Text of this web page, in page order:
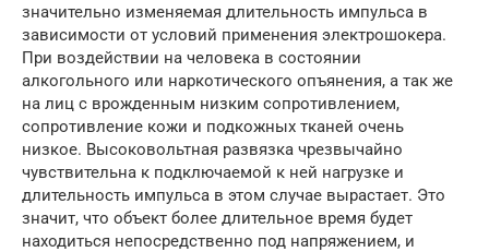
значительно изменяемая длительность импульса в
зависимости от условий применения электрошокера.
При воздействии на человека в состоянии
алкогольного или наркотического опъянения, а так же
на лиц с врожденным низким сопротивлением,
сопротивление кожи и подкожных тканей очень
низкое. Высоковольтная развязка чрезвычайно
чувствительна к подключаемой к ней нагрузке и
длительность импульса в этом случае вырастает. Это
значит, что объект более длительное время будет
находиться непосредственно под напряжением, и